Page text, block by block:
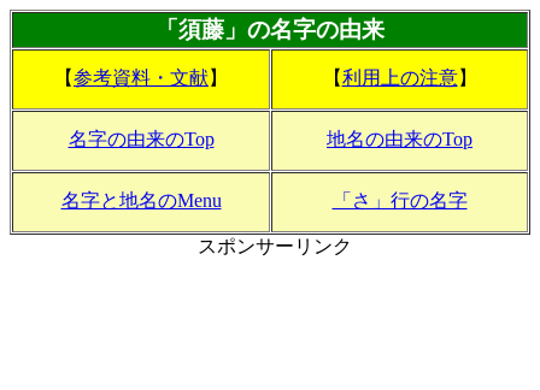
「須藤」の名字の由来
【参考資料・文献】 【利用上の注意】
名字の由来のTop 地名の由来のTop
名字と地名のMenu 「さ」行の名字
スポンサーリンク